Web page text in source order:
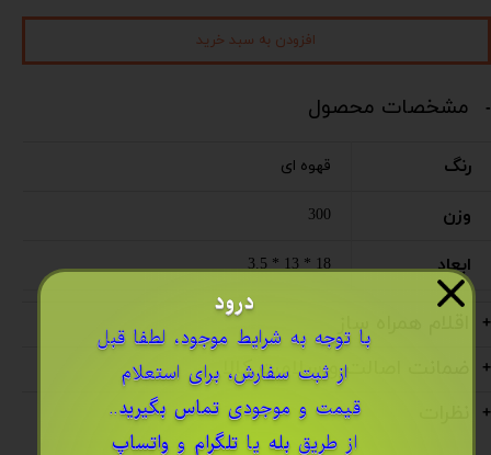
افزودن به سبد خرید
مشخصات محصول
رنگ قهوه ای
وزن 300
ابعاد 18 * 13 * 3.5
اقلام همراه ساز
ضمانت اصالت و سلامت کالا
درود
​با توجه به شرایط موجود، لطفا قبل
از ثبت سفارش، برای استعلام
قیمت و موجودی تماس بگیرید..
از طریق بله یا تلگرام و واتساپ